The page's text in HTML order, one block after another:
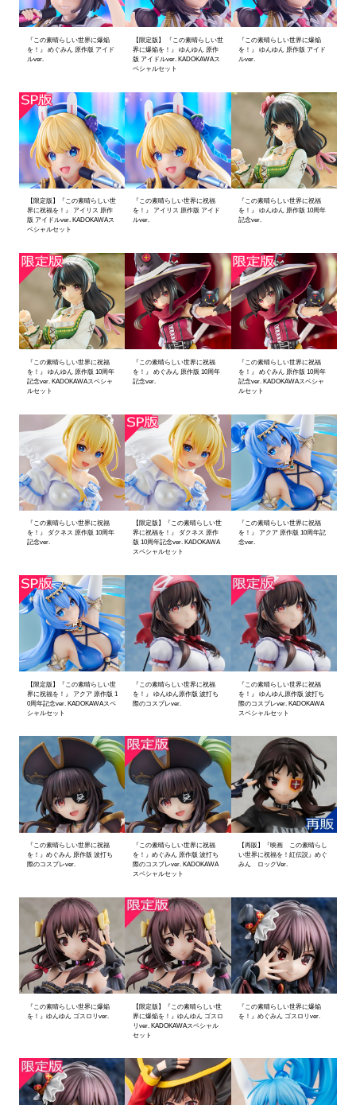
『この素晴らしい世界に爆焔
を！』 めぐみん 原作版 アイド
ルver.
【限定版】 『この素晴らしい世
界に爆焔を！』 ゆんゆん 原作
版 アイドルver. KADOKAWAス
ペシャルセット
『この素晴らしい世界に爆焔
を！』 ゆんゆん 原作版 アイド
ルver.
【限定版】『この素晴らしい世
界に祝福を！』 アイリス 原作
版 アイドルver. KADOKAWAス
ペシャルセット
『この素晴らしい世界に祝福
を！』 アイリス 原作版 アイド
ルver.
『この素晴らしい世界に祝福
を！』 ゆんゆん 原作版 10周年
記念ver.
『この素晴らしい世界に祝福
を！』 ゆんゆん 原作版 10周年
記念ver. KADOKAWAスペシャ
ルセット
『この素晴らしい世界に祝福
を！』 めぐみん 原作版 10周年
記念ver.
『この素晴らしい世界に祝福
を！』 めぐみん 原作版 10周年
記念ver. KADOKAWAスペシャ
ルセット
『この素晴らしい世界に祝福
を！』 ダクネス 原作版 10周年
記念ver.
【限定版】『この素晴らしい世
界に祝福を！』 ダクネス 原作
版 10周年記念ver. KADOKAWA
スペシャルセット
『この素晴らしい世界に祝福
を！』 アクア 原作版 10周年記
念ver.
【限定版】『この素晴らしい世
界に祝福を！』 アクア 原作版 1
0周年記念ver. KADOKAWAスペ
シャルセット
『この素晴らしい世界に祝福
を！』 ゆんゆん原作版 波打ち
際のコスプレver.
『この素晴らしい世界に祝福
を！』 ゆんゆん原作版 波打ち
際のコスプレver. KADOKAWA
スペシャルセット
『この素晴らしい世界に祝福
を！』めぐみん 原作版 波打ち
際のコスプレver.
『この素晴らしい世界に祝福
を！』めぐみん 原作版 波打ち
際のコスプレver. KADOKAWA
スペシャルセット
【再販】『映画 この素晴らし
い世界に祝福を！紅伝説』めぐ
みん ロックVer.
『この素晴らしい世界に爆焔
を！』ゆんゆん ゴスロリver.
【限定版】『この素晴らしい世
界に爆焔を！』ゆんゆん ゴスロ
リver. KADOKAWAスペシャル
セット
『この素晴らしい世界に爆焔
を！』めぐみん ゴスロリver.